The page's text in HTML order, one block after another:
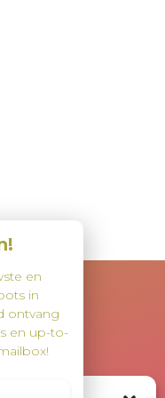
en
in
ontvang
en up-to-